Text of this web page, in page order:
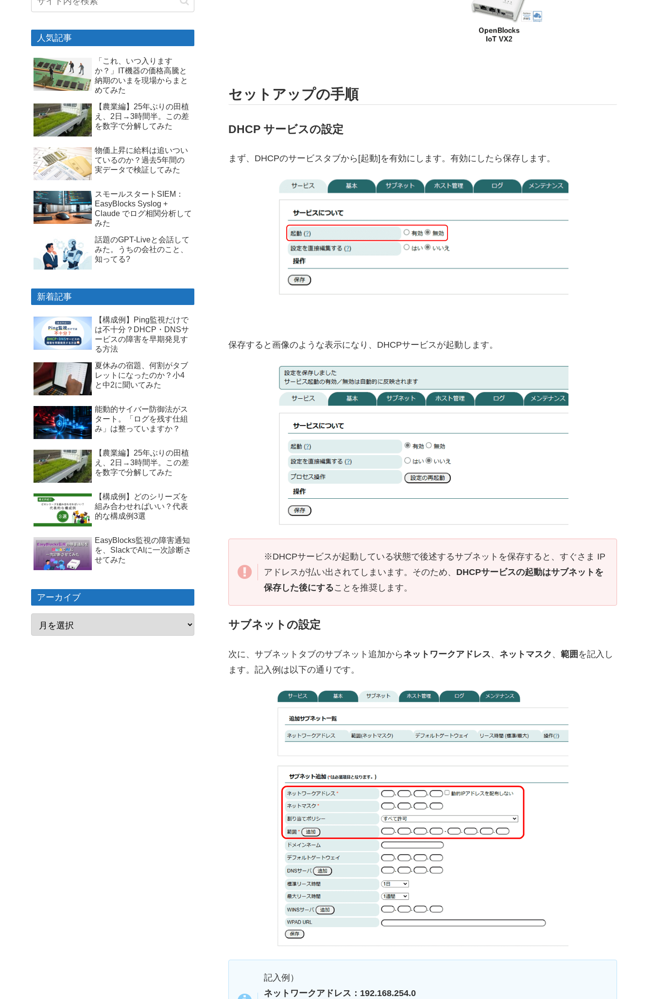
セットアップの手順
DHCP サービスの設定
まず、DHCPのサービスタブから[起動]を有効にします。有効にしたら保存します。
保存すると画像のような表示になり、DHCPサービスが起動します。
※DHCPサービスが起動している状態で後述するサブネットを保存すると、すぐさま IP
アドレスが払い出されてしまいます。そのため、 DHCPサービスの起動はサブネットを
保存した後にすることを推奨します。
サブネットの設定
次に、サブネットタブのサブネット追加から ネットワークアドレス、 ネットマスク 、 範囲 を記入し
ます。記入例は以下の通りです。
記入例）
ネットワークアドレス：192.168.254.0
人気記事
「これ、いつ入ります
か？」IT機器の価格高騰と
納期のいまを現場からまと
めてみた
【農業編】25年ぶりの田植
え、2日→3時間半。この差
を数字で分解してみた
物価上昇に給料は追いつい
ているのか？過去5年間の
実データで検証してみた
スモールスタートSIEM：
EasyBlocks Syslog +
Claude でログ相関分析して
みた
話題のGPT-Liveと会話して
みた。うちの会社のこと、
知ってる?
新着記事
【構成例】Ping監視だけで
は不十分？DHCP・DNSサ
ービスの障害を早期発見す
る方法
夏休みの宿題、何割がタブ
レットになったのか？小4
と中2に聞いてみた
能動的サイバー防御法がス
タート。「ログを残す仕組
み」は整っていますか？
【農業編】25年ぶりの田植
え、2日→3時間半。この差
を数字で分解してみた
【構成例】どのシリーズを
組み合わせればいい？代表
的な構成例3選
EasyBlocks監視の障害通知
を、SlackでAIに一次診断さ
せてみた
アーカイブ